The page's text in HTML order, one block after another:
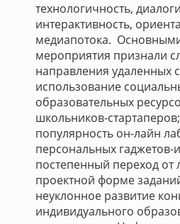
технологичность,
интерактивность,
медиапотока.
мероприятия признали
направления удаленных
использование
образовательных
школьников-
популярность он-лайн
персональных гаджетов-
постепенный переход от
проектной форме
неуклонное развитие
индивидуального